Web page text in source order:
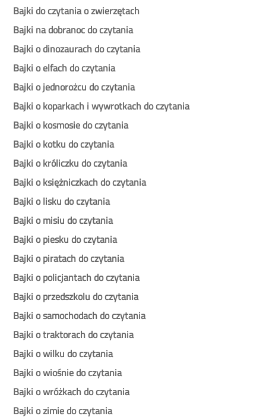
Bajki do czytania o zwierzętach
Bajki na dobranoc do czytania
Bajki o dinozaurach do czytania
Bajki o elfach do czytania
Bajki o jednorożcu do czytania
Bajki o koparkach i wywrotkach do czytania
Bajki o kosmosie do czytania
Bajki o kotku do czytania
Bajki o króliczku do czytania
Bajki o księżniczkach do czytania
Bajki o lisku do czytania
Bajki o misiu do czytania
Bajki o piesku do czytania
Bajki o piratach do czytania
Bajki o policjantach do czytania
Bajki o przedszkolu do czytania
Bajki o samochodach do czytania
Bajki o traktorach do czytania
Bajki o wilku do czytania
Bajki o wiośnie do czytania
Bajki o wróżkach do czytania
Bajki o zimie do czytania